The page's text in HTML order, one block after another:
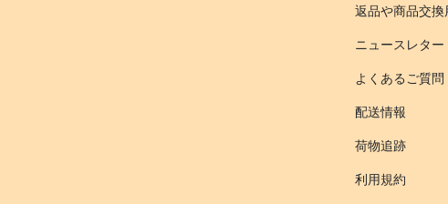
返品や商品交換
ニュースレター
よくあるご質問
配送情報
荷物追跡
利用規約